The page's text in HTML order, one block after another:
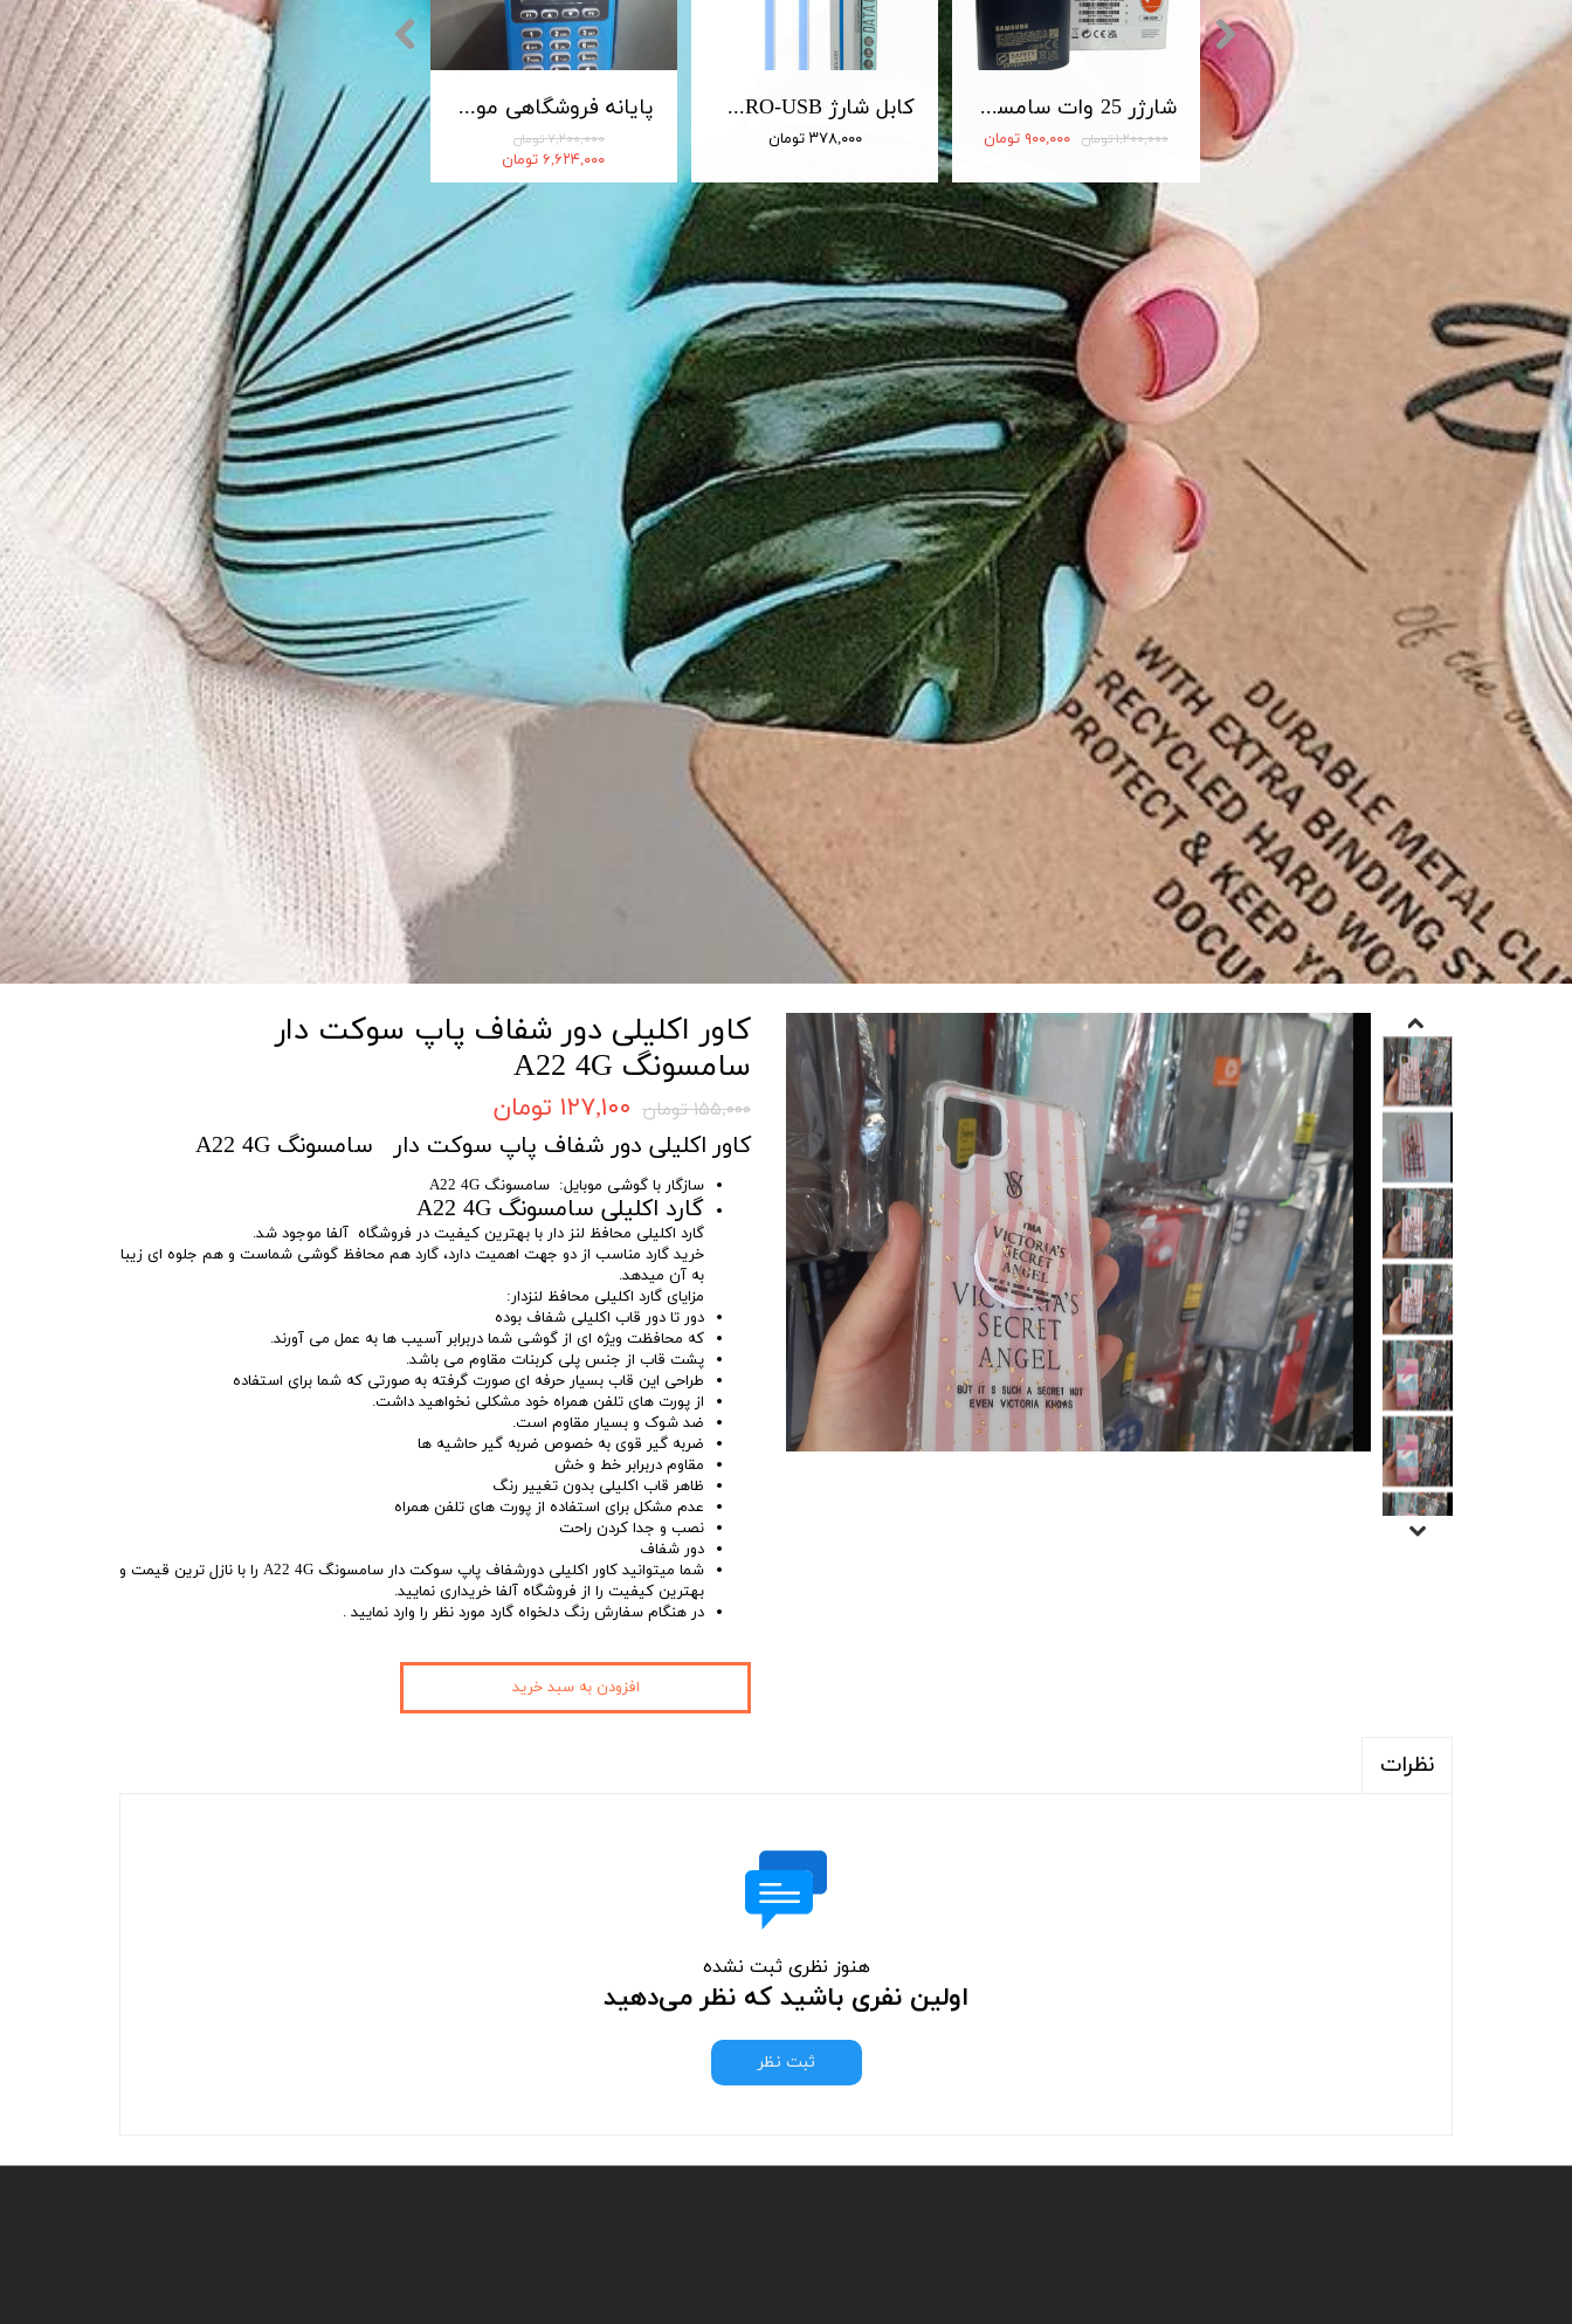
پایانه فروشگاهی مورفان MoreFun مدل H9
۷,۲۰۰,۰۰۰ تومان
۶,۶۲۴,۰۰۰ تومان
کابل شارژ MICRO-USB اندروید LDNIO الدینیو مدل XS-07 متراژ 1 متر
۳۷۸,۰۰۰ تومان
شارژر 25 وات سامسونگ اصلی 25W Travel Adapter
۱,۲۰۰,۰۰۰ تومان ۹۰۰,۰۰۰ تومان
مبدل OTG تایپ سی لایت دار USB3
کاور اکلیلی دور شفاف پاپ سوکت دار
سامسونگ A22 4G
۱۵۵,۰۰۰ تومان ۱۲۷,۱۰۰ تومان
کاور اکلیلی دور شفاف پاپ سوکت دار سامسونگ A22 4G
سازگار با گوشی موبایل: سامسونگ A22 4G
گارد اکلیلی سامسونگ A22 4G
گارد اکلیلی محافظ لنز دار با بهترین کیفیت در فروشگاه آلفا موجود شد.
خرید گارد مناسب از دو جهت اهمیت دارد، گارد هم محافظ گوشی شماست و هم جلوه ای زیبا
به آن میدهد.
مزایای گارد اکلیلی محافظ لنزدار:
دور تا دور قاب اکلیلی شفاف بوده
که محافظت ویژه ای از گوشی شما دربرابر آسیب ها به عمل می آورند.
پشت قاب از جنس پلی کربنات مقاوم می باشد.
طراحی این قاب بسیار حرفه ای صورت گرفته به صورتی که شما برای استفاده
از پورت های تلفن همراه خود مشکلی نخواهید داشت.
ضد شوک و بسیار مقاوم است.
ضربه گیر قوی به خصوص ضربه گیر حاشیه ها
مقاوم دربرابر خط و خش
ظاهر قاب اکلیلی بدون تغییر رنگ
عدم مشکل برای استفاده از پورت های تلفن همراه
نصب و جدا کردن راحت
دور شفاف
شما میتوانید کاور اکلیلی دورشفاف پاپ سوکت دار سامسونگ A22 4G را با نازل ترین قیمت و
بهترین کیفیت را از فروشگاه آلفا خریداری نمایید.
در هنگام سفارش رنگ دلخواه گارد مورد نظر را وارد نمایید .
افزودن به سبد خرید
نظرات
هنوز نظری ثبت نشده
اولین نفری باشید که نظر می‌دهید
ثبت نظر